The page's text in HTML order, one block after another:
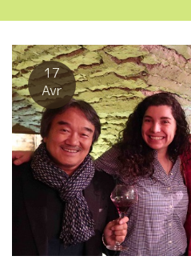
17
Avr